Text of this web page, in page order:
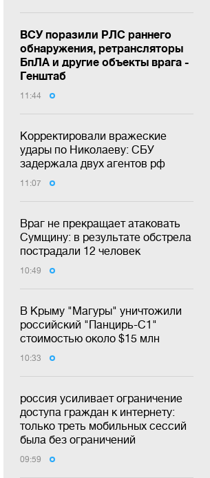
ВСУ поразили РЛС раннего
обнаружения, ретрансляторы
БпЛА и другие объекты врага -
Генштаб
11:44
Корректировали вражеские
удары по Николаеву: СБУ
задержала двух агентов рф
11:07
Враг не прекращает атаковать
Сумщину: в результате обстрела
пострадали 12 человек
10:49
В Крыму "Магуры" уничтожили
российский "Панцирь-С1"
стоимостью около $15 млн
10:33
россия усиливает ограничение
доступа граждан к интернету:
только треть мобильных сессий
была без ограничений
09:59